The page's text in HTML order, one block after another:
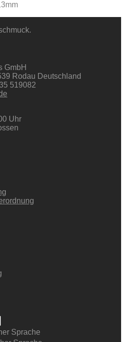
GmbH
Rodau Deutschland
519082
Uhr
Sprache